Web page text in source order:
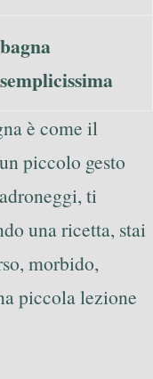
bagna
semplicissima
è come il
piccolo gesto
ti
una ricetta, stai
morbido,
piccola lezione